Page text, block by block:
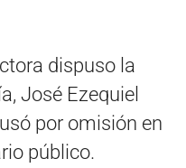
dispuso la
José Ezequiel
por omisión en
público.